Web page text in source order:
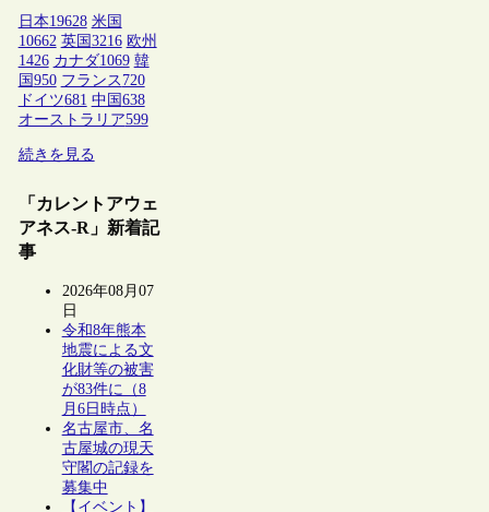
日本19628 米国
10662 英国3216 欧州
1426 カナダ1069 韓
国950 フランス 720
ドイツ681 中国638
オーストラリア599
続きを見る
「カレントアウェ
アネス-R」新着記
事
2026年08月07
日
令和8年熊本
地震による文
化財等の被害
が83件に（8
月6日時点）
名古屋市、名
古屋城の現天
守閣の記録を
募集中
【イベント】